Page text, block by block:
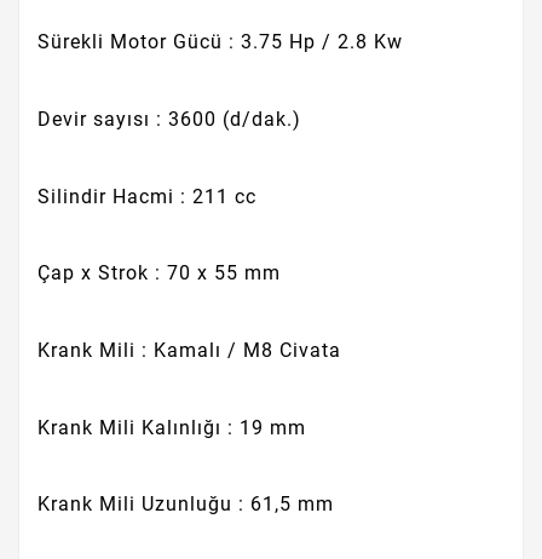
Sürekli Motor Gücü : 3.75 Hp / 2.8 Kw
Devir sayısı : 3600 (d/dak.)
Silindir Hacmi : 211 cc
Çap x Strok : 70 x 55 mm
Krank Mili : Kamalı / M8 Civata
Krank Mili Kalınlığı : 19 mm
Krank Mili Uzunluğu : 61,5 mm